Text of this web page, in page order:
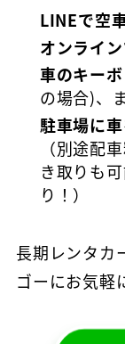
初めての方
マンスリー
配車・引取
事故・故障
よくある質問
プラン・料金
料金シミュ
ウィークリ
軽ミニクラ
軽ワゴンクラ
軽ボックス
高年式車両
エリアから探
LINEで空
オンライ
車のキー
の場合)、
駐車場に
（別途配
き取りも
り！）
長期レンタカ
ゴーにお気軽